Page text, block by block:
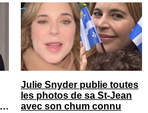
Julie Snyder publie toutes
les photos de sa St-Jean
avec son chum connu